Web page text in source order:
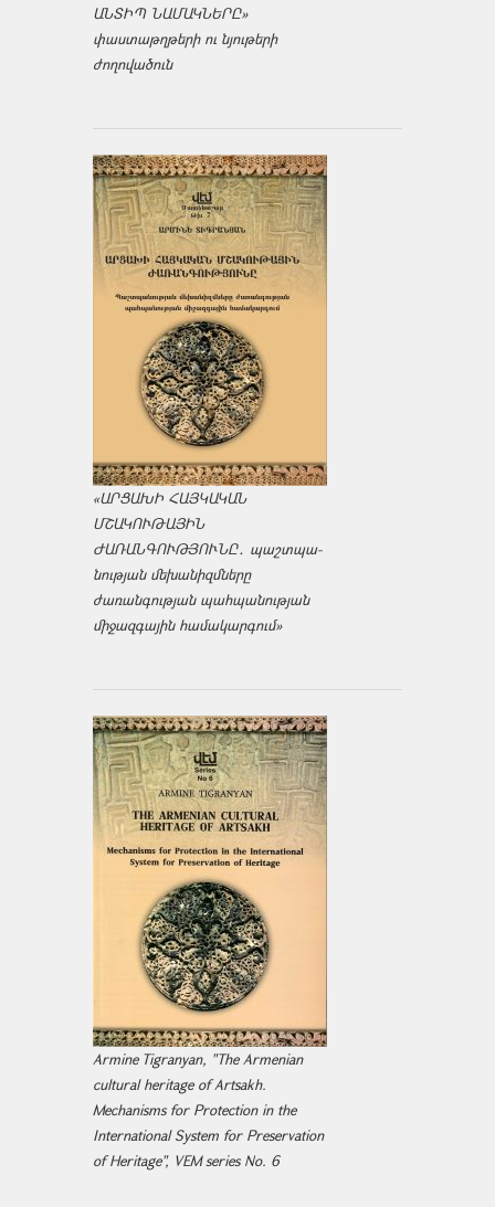
ԱՆՏԻՊ ՆԱՄԱԿՆԵՐԸ»
փաստաթղթերի ու նյութերի
ժողովածուն
«ԱՐՑԱԽԻ ՀԱՅԿԱԿԱՆ
ՄՇԱԿՈՒԹԱՅԻՆ
ԺԱՌԱՆԳՈՒԹՅՈՒՆԸ․ պաշտպա­
նության մեխանիզմները
ժառանգության պահպանության
միջազ­գային համակարգում»
Armine Tigranyan, "The Armenian
cultural heritage of Artsakh.
Mechanisms for Protection in the
International System for Preservation
of Heritage", VEM series No. 6